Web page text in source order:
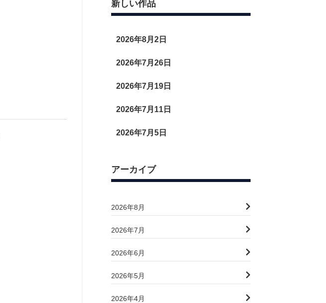
新しい作品
2026年8月2日
2026年7月26日
2026年7月19日
2026年7月11日
2026年7月5日
アーカイブ
2026年8月
2026年7月
2026年6月
2026年5月
2026年4月